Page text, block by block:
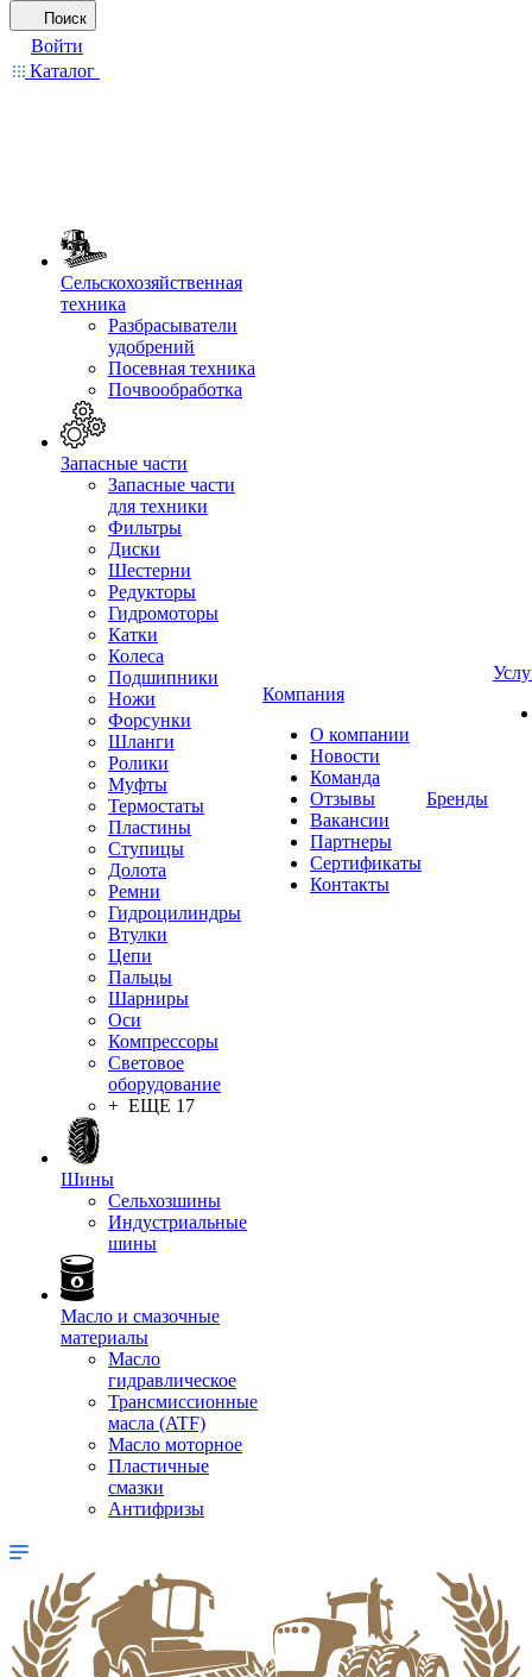
Поиск
Войти
Каталог
Сельскохозяйственная
техника
Разбрасыватели
удобрений
Посевная техника
Почвообработка
Запасные части
Запасные части
для техники
Фильтры
Диски
Шестерни
Редукторы
Гидромоторы
Катки
Колеса
Подшипники
Ножи
Форсунки
Шланги
Ролики
Муфты
Термостаты
Пластины
Ступицы
Долота
Ремни
Гидроцилиндры
Втулки
Цепи
Пальцы
Шарниры
Оси
Компрессоры
Световое
оборудование
+ ЕЩЕ 17
Шины
Сельхозшины
Индустриальные
шины
Масло и смазочные
материалы
Масло
гидравлическое
Трансмиссионные
масла (ATF)
Масло моторное
Пластичные
смазки
Антифризы
Компания
О компании
Новости
Команда
Отзывы
Вакансии
Партнеры
Сертификаты
Контакты
Бренды